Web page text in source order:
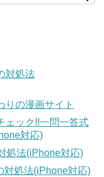
対処法
りの漫画サイト
ェック!!一問一答式
対応)
処法(iPhone対応)
対処法(iPhone対応)